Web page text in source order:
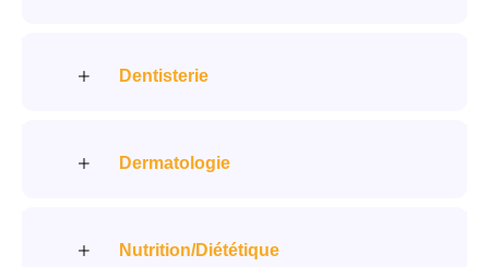
Dentisterie
Dermatologie
Nutrition/Diététique